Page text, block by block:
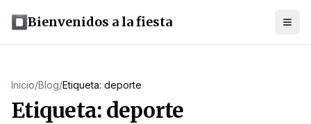
Bienvenidos a la fiesta
Inicio/Blog/Etiqueta: deporte
Etiqueta: deporte